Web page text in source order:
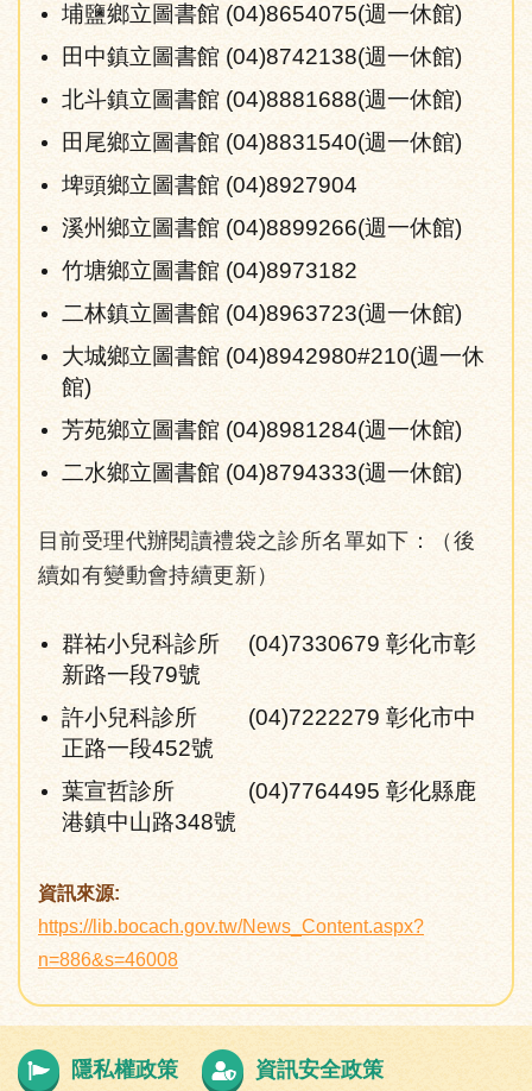
埔鹽鄉立圖書館 (04)8654075(週一休館)
田中鎮立圖書館 (04)8742138(週一休館)
北斗鎮立圖書館 (04)8881688(週一休館)
田尾鄉立圖書館 (04)8831540(週一休館)
埤頭鄉立圖書館 (04)8927904
溪州鄉立圖書館 (04)8899266(週一休館)
竹塘鄉立圖書館 (04)8973182
二林鎮立圖書館 (04)8963723(週一休館)
大城鄉立圖書館 (04)8942980#210(週一休
館)
芳苑鄉立圖書館 (04)8981284(週一休館)
二水鄉立圖書館 (04)8794333(週一休館)
目前受理代辦閱讀禮袋之診所名單如下：（後
續如有變動會持續更新）
群祐小兒科診所 (04)7330679 彰化市彰
新路一段79號
許小兒科診所 (04)7222279 彰化市中
正路一段452號
葉宣哲診所 (04)7764495 彰化縣鹿
港鎮中山路348號
資訊來源:
https://lib.bocach.gov.tw/News_Content.aspx?
n=886&s=46008
隱私權政策 資訊安全政策